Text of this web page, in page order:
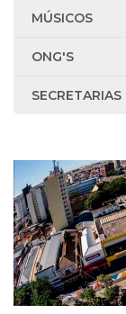
MÚSICOS
ONG'S
SECRETARIAS